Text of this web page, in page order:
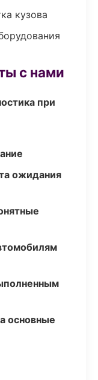
кузова
с нами
при
ожидания
основные